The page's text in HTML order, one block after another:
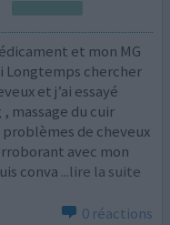
et mon MG
Longtemps chercher
et j’ai essayé
massage du cuir
problèmes de cheveux
avec mon
conva ...lire la suite
0 réactions